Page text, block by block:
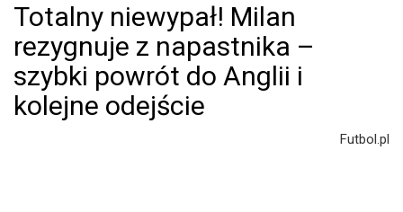
Totalny niewypał! Milan
rezygnuje z napastnika –
szybki powrót do Anglii i
kolejne odejście
Futbol.pl